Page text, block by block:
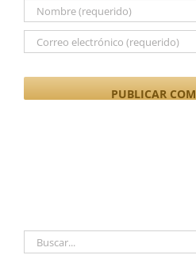
Buscar: